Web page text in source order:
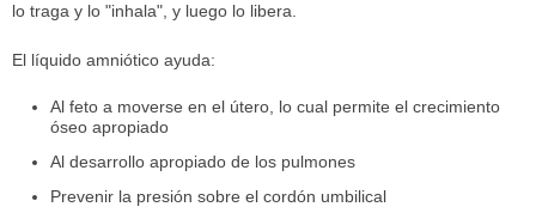
lo traga y lo "inhala", y luego lo libera.
El líquido amniótico ayuda:
Al feto a moverse en el útero, lo cual permite el crecimiento
óseo apropiado
Al desarrollo apropiado de los pulmones
Prevenir la presión sobre el cordón umbilical